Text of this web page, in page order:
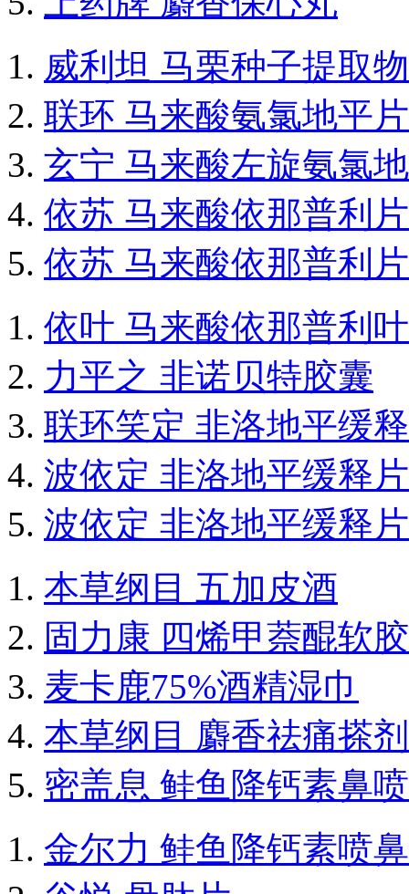
威利坦 马栗种子提取
联环 马来酸氨氯地平片
玄宁 马来酸左旋氨氯
依苏 马来酸依那普利片
依苏 马来酸依那普利片
依叶 马来酸依那普利
力平之 非诺贝特胶囊
联环笑定 非洛地平缓
波依定 非洛地平缓释片
波依定 非洛地平缓释片
本草纲目 五加皮酒
固力康 四烯甲萘醌软
麦卡鹿75%酒精湿巾
本草纲目 麝香祛痛搽剂
密盖息 鲑鱼降钙素鼻
金尔力 鲑鱼降钙素喷